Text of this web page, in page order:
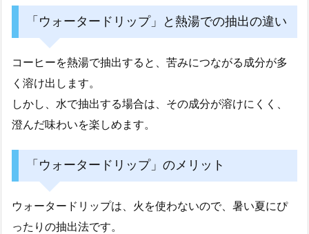
「ウォータードリップ」と熱湯での抽出の違い
コーヒーを熱湯で抽出すると、苦みにつながる成分が多
く溶け出します。
しかし、水で抽出する場合は、その成分が溶けにくく、
澄んだ味わいを楽しめます。
「ウォータードリップ」のメリット
ウォータードリップは、火を使わないので、暑い夏にぴ
ったりの抽出法です。